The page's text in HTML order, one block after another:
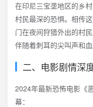
在印尼三宝垄地区的乡
村民最深的恐惧。相传
门在夜间狩猎外出的村
伴随着刺耳的尖叫声和血
二、电影剧情深
2024年最新恐怖电影《
幕：